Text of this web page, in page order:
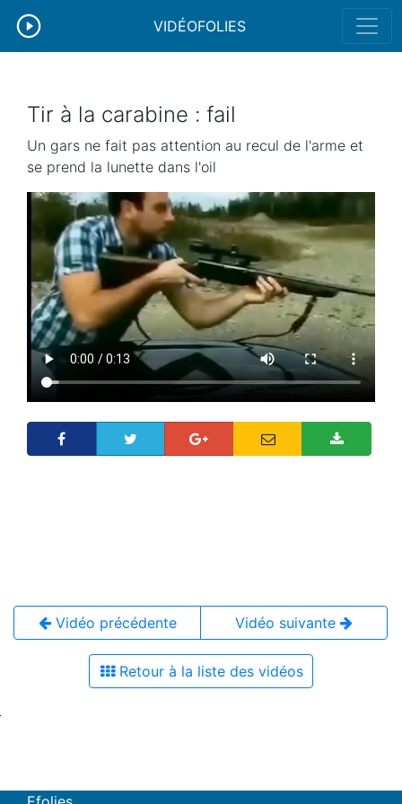
VIDÉOFOLIES
Tir à la carabine : fail
Un gars ne fait pas attention au recul de l'arme et
se prend la lunette dans l'oil
Vidéo précédente Vidéo suivante
Retour à la liste des vidéos